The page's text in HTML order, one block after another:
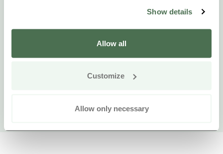
Show details
Allow all
Customize
Allow only necessary